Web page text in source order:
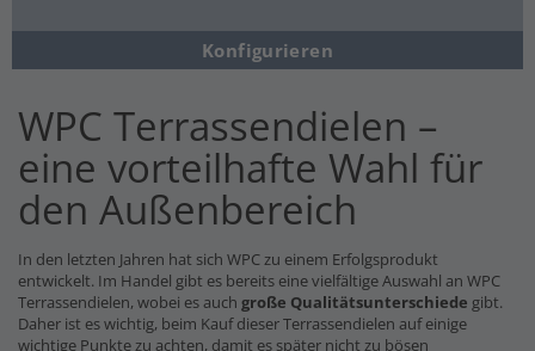
Konfigurieren
WPC Terrassendielen –
eine vorteilhafte Wahl für
den Außenbereich
In den letzten Jahren hat sich WPC zu einem Erfolgsprodukt
entwickelt. Im Handel gibt es bereits eine vielfältige Auswahl an WPC
Terrassendielen, wobei es auch große Qualitätsunterschiede gibt.
Daher ist es wichtig, beim Kauf dieser Terrassendielen auf einige
wichtige Punkte zu achten, damit es später nicht zu bösen